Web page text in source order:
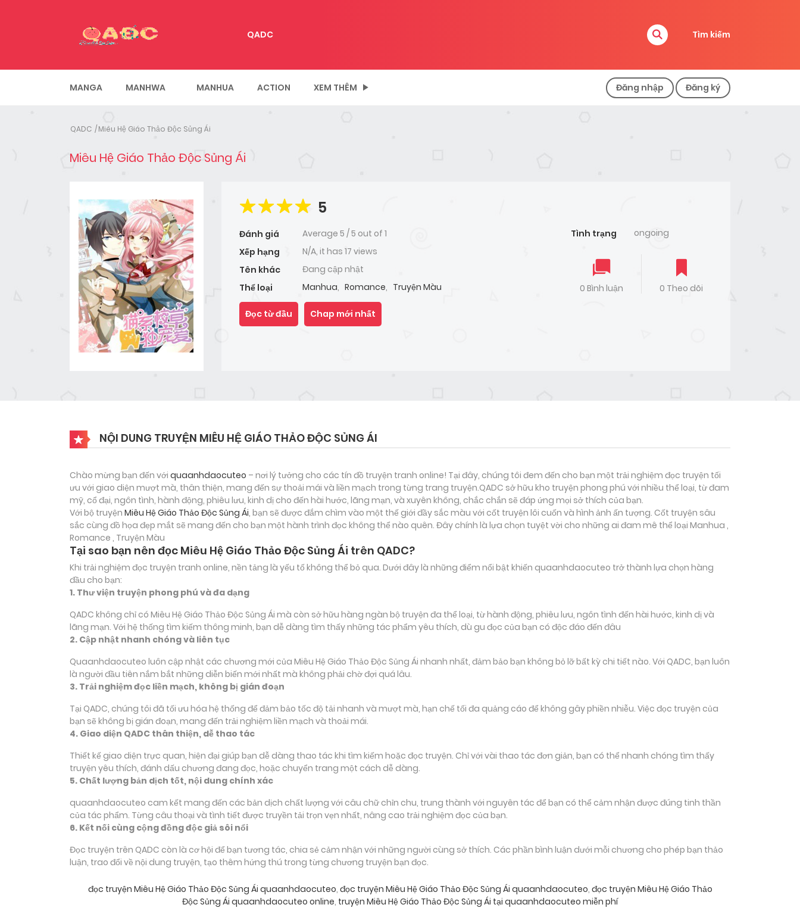
QADC Tìm kiếm
MANGA MANHWA MANHUA ACTION XEM THÊM Đăng nhập Đăng ký
QADC Miêu Hệ Giáo Thảo Độc Sủng Ái
Miêu Hệ Giáo Thảo Độc Sủng Ái
5
Đánh giá Average 5 /5 out of 1
Xếp hạng
N/A, it has 17 views
Tên khác
Đang cập nhật
Thể loại
Manhua, Romance, Truyện Màu
Tình trạng ongoing
0 Bình luận 0 Theo dõi
Đọc từ đầu Chap mới nhất
NỘI DUNG TRUYỆN MIÊU HỆ GIÁO THẢO ĐỘC SỦNG ÁI
Chào mừng bạn đến với quaanhdaocuteo – nơi lý tưởng cho các tín đồ truyện tranh online! Tại đây, chúng tôi đem đến cho bạn một trải nghiệm đọc truyện tối
ưu với giao diện mượt mà, thân thiện, mang đến sự thoải mái và liền mạch trong từng trang truyện.QADC sở hữu kho truyện phong phú với nhiều thể loại, từ đam
mỹ, cổ đại, ngôn tình, hành động, phiêu lưu, kinh dị cho đến hài hước, lãng mạn, và xuyên không, chắc chắn sẽ đáp ứng mọi sở thích của bạn.
Với bộ truyện Miêu Hệ Giáo Thảo Độc Sủng Ái, bạn sẽ được đắm chìm vào một thế giới đầy sắc màu với cốt truyện lôi cuốn và hình ảnh ấn tượng. Cốt truyện sâu
sắc cùng đồ họa đẹp mắt sẽ mang đến cho bạn một hành trình đọc không thể nào quên. Đây chính là lựa chọn tuyệt vời cho những ai đam mê thể loại Manhua ,
Romance , Truyện Màu
Tại sao bạn nên đọc Miêu Hệ Giáo Thảo Độc Sủng Ái trên QADC?
Khi trải nghiệm đọc truyện tranh online, nền tảng là yếu tố không thể bỏ qua. Dưới đây là những điểm nổi bật khiến quaanhdaocuteo trở thành lựa chọn hàng
đầu cho bạn:
1. Thư viện truyện phong phú và đa dạng
QADC không chỉ có Miêu Hệ Giáo Thảo Độc Sủng Ái mà còn sở hữu hàng ngàn bộ truyện đa thể loại, từ hành động, phiêu lưu, ngôn tình đến hài hước, kinh dị và
lãng mạn. Với hệ thống tìm kiếm thông minh, bạn dễ dàng tìm thấy những tác phẩm yêu thích, dù gu đọc của bạn có độc đáo đến đâu
2. Cập nhật nhanh chóng và liên tục
Quaanhdaocuteo luôn cập nhật các chương mới của Miêu Hệ Giáo Thảo Độc Sủng Ái nhanh nhất, đảm bảo bạn không bỏ lỡ bất kỳ chi tiết nào. Với QADC, bạn luôn
là người đầu tiên nắm bắt những diễn biến mới nhất mà không phải chờ đợi quá lâu.
3. Trải nghiệm đọc liền mạch, không bị gián đoạn
Tại QADC, chúng tôi đã tối ưu hóa hệ thống để đảm bảo tốc độ tải nhanh và mượt mà, hạn chế tối đa quảng cáo để không gây phiền nhiễu. Việc đọc truyện của
bạn sẽ không bị gián đoạn, mang đến trải nghiệm liền mạch và thoải mái.
4. Giao diện QADC thân thiện, dễ thao tác
Thiết kế giao diện trực quan, hiện đại giúp bạn dễ dàng thao tác khi tìm kiếm hoặc đọc truyện. Chỉ với vài thao tác đơn giản, bạn có thể nhanh chóng tìm thấy
truyện yêu thích, đánh dấu chương đang đọc, hoặc chuyển trang một cách dễ dàng.
5. Chất lượng bản dịch tốt, nội dung chính xác
quaanhdaocuteo cam kết mang đến các bản dịch chất lượng với câu chữ chỉn chu, trung thành với nguyên tác để bạn có thể cảm nhận được đúng tinh thần
của tác phẩm. Từng câu thoại và tình tiết được truyền tải trọn vẹn nhất, nâng cao trải nghiệm đọc của bạn.
6. Kết nối cùng cộng đồng độc giả sôi nổi
Đọc truyện trên QADC còn là cơ hội để bạn tương tác, chia sẻ cảm nhận với những người cùng sở thích. Các phần bình luận dưới mỗi chương cho phép bạn thảo
luận, trao đổi về nội dung truyện, tạo thêm hứng thú trong từng chương truyện bạn đọc.
đọc truyện Miêu Hệ Giáo Thảo Độc Sủng Ái quaanhdaocuteo, đọc truyện Miêu Hệ Giáo Thảo Độc Sủng Ái quaanhdaocuteo, đọc truyện Miêu Hệ Giáo Thảo
Độc Sủng Ái quaanhdaocuteo online, truyện Miêu Hệ Giáo Thảo Độc Sủng Ái tại quaanhdaocuteo miễn phí